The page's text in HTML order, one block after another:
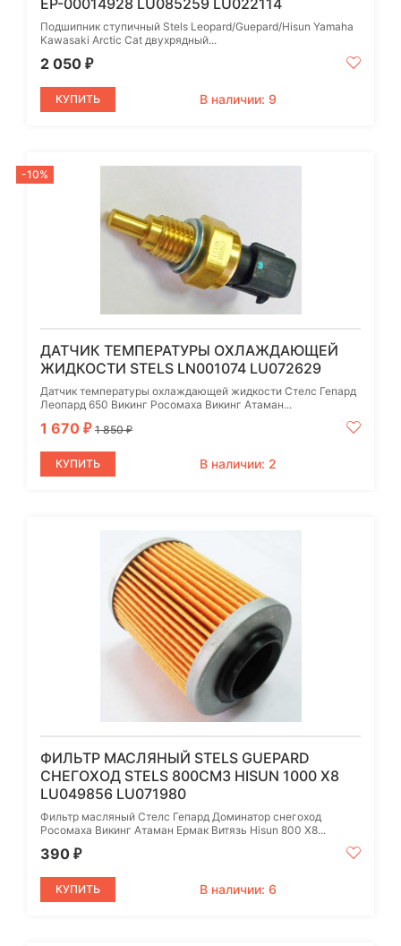
EP-00014928 LU085259 LU022114
Подшипник ступичный Stels Leopard/Guepard/Hisun Yamaha
Kawasaki Arctic Cat двухрядный...
2 050 ₽
КУПИТЬ В наличии: 9
-10%
ДАТЧИК ТЕМПЕРАТУРЫ ОХЛАЖДАЮЩЕЙ
ЖИДКОСТИ STELS LN001074 LU072629
Датчик температуры охлаждающей жидкости Стелс Гепард
Леопард 650 Викинг Росомаха Викинг Атаман...
1 670 ₽ 1 850₽
КУПИТЬ В наличии: 2
ФИЛЬТР МАСЛЯНЫЙ STELS GUEPARD
СНЕГОХОД STELS 800СМ3 HISUN 1000 X8
LU049856 LU071980
Фильтр масляный Стелс Гепард Доминатор снегоход
Росомаха Викинг Атаман Ермак Витязь Hisun 800 X8...
390 ₽
КУПИТЬ В наличии: 6